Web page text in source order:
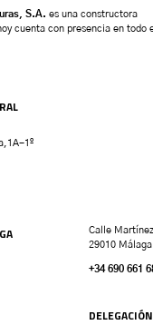
S.A. es una constructora
cuenta con presencia en todo
1º
Calle
29010 Málaga
+34 690 661